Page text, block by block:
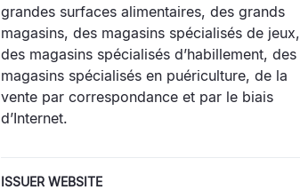
grandes surfaces alimentaires, des grands
magasins, des magasins spécialisés de jeux,
des magasins spécialisés d’habillement, des
magasins spécialisés en puériculture, de la
vente par correspondance et par le biais
d’Internet.
ISSUER WEBSITE